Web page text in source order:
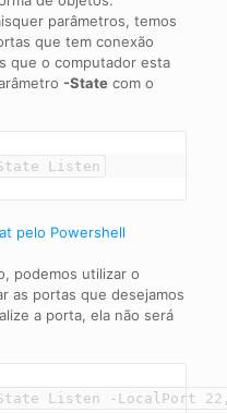
parâmetros, temos
que tem conexão
que o computador esta
-Statecom o
State Listen
podemos utilizar o
as portas que desejamos
a porta, ela não será
State Listen -LocalPort